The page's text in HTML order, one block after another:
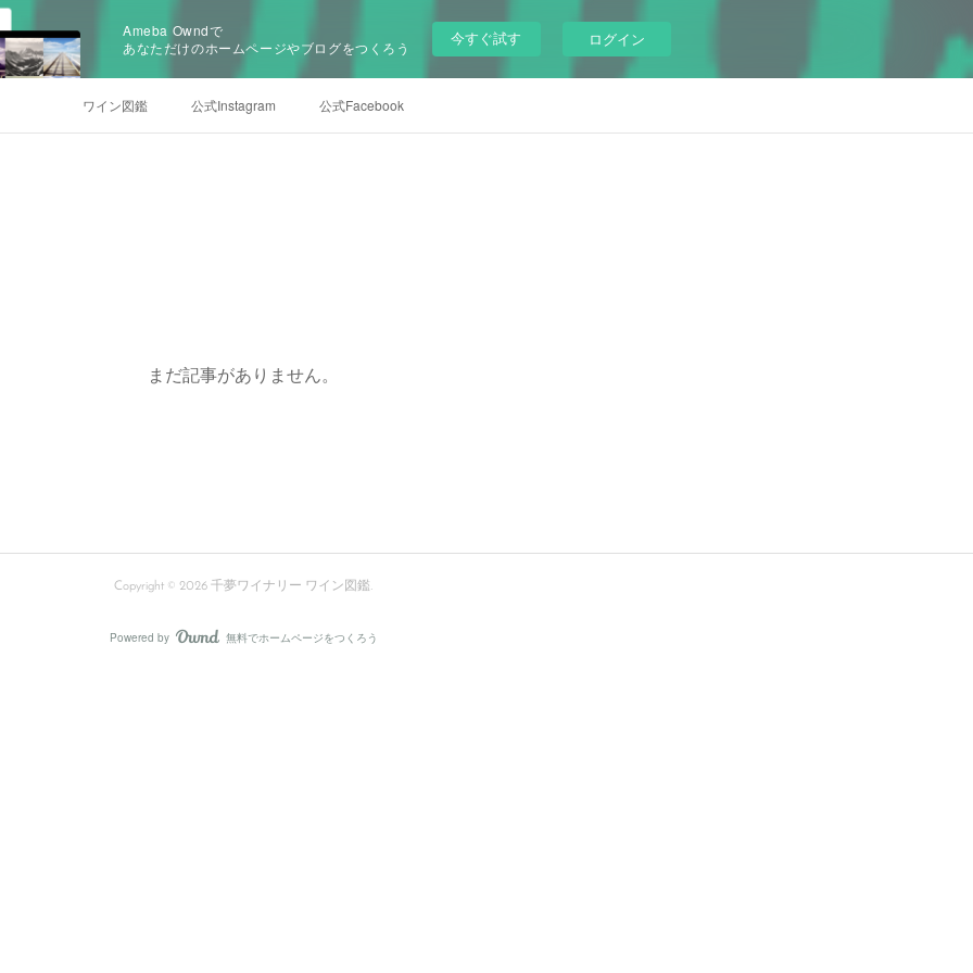
Ameba Owndで
あなただけのホームページやブログをつくろう
今すぐ試す ログイン
ワイン図鑑 公式Instagram 公式Facebook
まだ記事がありません。
Copyright © 2026 千夢ワイナリー ワイン図鑑.
Powered by AmebaOwnd
無料でホームページをつくろう